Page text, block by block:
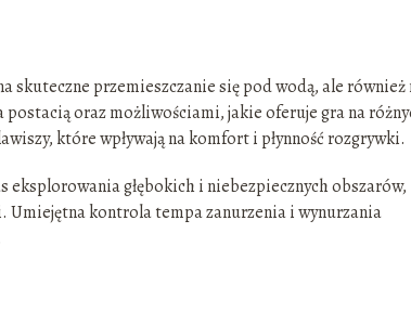
skuteczne przemieszczanie się pod wodą, ale również
oraz możliwościami, jakie oferuje gra na
które wpływają na komfort i płynność rozgrywki.
głębokich i niebezpiecznych obszarów,
Umiejętna kontrola tempa zanurzenia i wynurzania